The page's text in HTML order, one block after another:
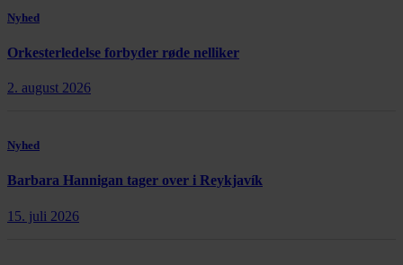
Nyhed
Orkesterledelse forbyder røde nelliker
2. august 2026
Nyhed
Barbara Hannigan tager over i Reykjavík
15. juli 2026